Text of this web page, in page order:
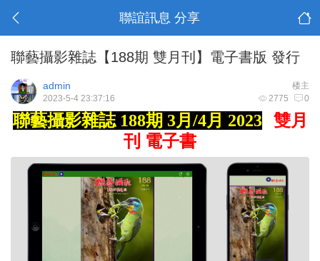
聯誼訊息 分享
聯藝攝影雜誌【188期 雙月刊】電子書版 發行
楼主
admin
2775 0
2023-5-4 23:37:16
聯藝攝影雜誌 188期 3月/4月 2023
雙月
刊 電子書